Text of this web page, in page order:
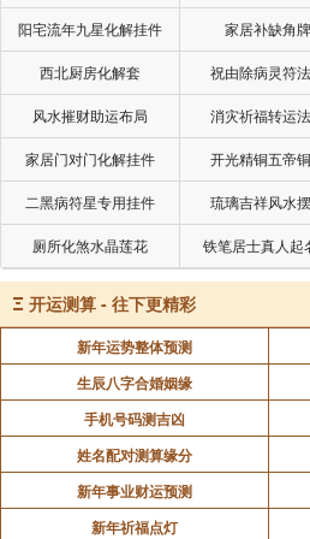
第三十五招：眉形上扬多
第三十六招：法令纹如八
第三十七招：颧骨高者能
第三十八招：前额宽大主
第三十九招：下巴尖晚景
第四十招：口唇皮皱，为
外出）。
第四十一招：鱼尾纹多者
第四十二招：手脚粗大难
第四十三招：人中偏斜多
第四十四招：人形鬼样
第四十五招：女子面园腰
阳宅流年九星化解挂件 家居补缺角牌
西北厨房化解套 祝由除病灵符
风水摧财助运布局 消灾祈福转运
家居门对门化解挂件 开光精铜五帝
二黑病符星专用挂件 琉璃吉祥风水
厕所化煞水晶莲花 铁笔居士真人起
Ξ 开运测算 - 往下更精彩
新年运势整体预测
生辰八字合婚姻缘
手机号码测吉凶
姓名配对测算缘分
新年事业财运预测
新年祈福点灯